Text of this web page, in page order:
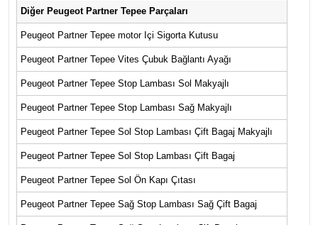
Diğer Peugeot Partner Tepee Parçaları
Peugeot Partner Tepee motor Içi Sigorta Kutusu
Peugeot Partner Tepee Vites Çubuk Bağlantı Ayağı
Peugeot Partner Tepee Stop Lambası Sol Makyajlı
Peugeot Partner Tepee Stop Lambası Sağ Makyajlı
Peugeot Partner Tepee Sol Stop Lambası Çift Bagaj Makyajlı
Peugeot Partner Tepee Sol Stop Lambası Çift Bagaj
Peugeot Partner Tepee Sol Ön Kapı Çıtası
Peugeot Partner Tepee Sağ Stop Lambası Sağ Çift Bagaj